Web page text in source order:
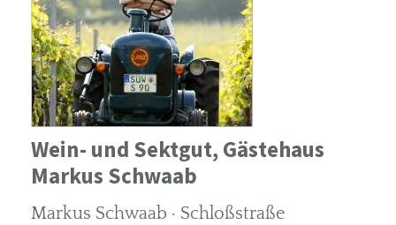
Wein- und Sektgut, Gästehaus
Markus Schwaab
Markus Schwaab · Schloßstraße